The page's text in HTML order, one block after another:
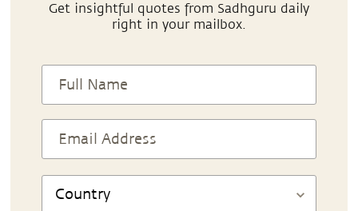
Get insightful quotes from Sadhguru daily
right in your mailbox.